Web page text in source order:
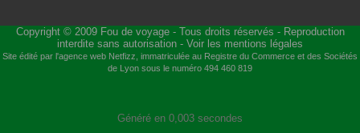
Copyright © 2009 Fou de voyage- Tous droits réservés - Reproduction
interdite sans autorisation - Voir les mentions légales
Site édité par l'agence web Netfizz , immatriculée au Registre du Commerce et des Sociétés
de Lyon sous le numéro 494 460 819
Généré en 0,003 secondes